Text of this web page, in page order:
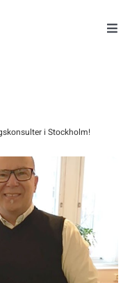
i Stockholm!